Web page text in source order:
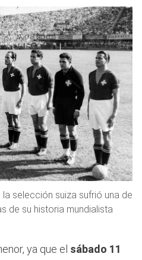
selección suiza sufrió una de
de su historia mundialista
ya que el sábado 11